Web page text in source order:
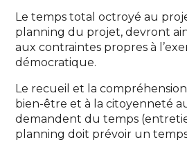
Le temps total octroyé au
planning du projet, devront
aux contraintes propres à
démocratique.
Le recueil et la compréhension
bien-être et à la citoyenneté
demandent du temps
planning doit prévoir un